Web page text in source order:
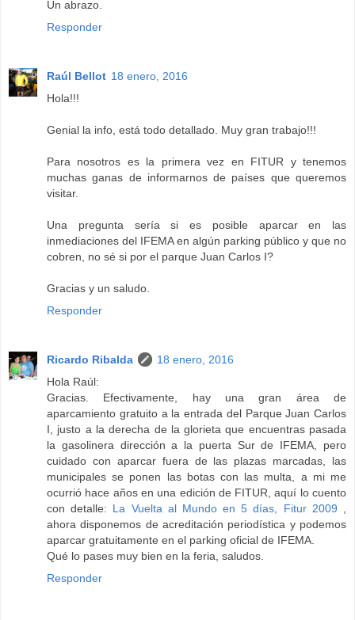
Un abrazo.
Responder
Raúl Bellot 18 enero, 2016
Hola!!!
Genial la info, está todo detallado. Muy gran trabajo!!!
Para nosotros es la primera vez en FITUR y tenemos
muchas ganas de informarnos de países que queremos
visitar.
Una pregunta sería si es posible aparcar en las
inmediaciones del IFEMA en algún parking público y que no
cobren, no sé si por el parque Juan Carlos I?
Gracias y un saludo.
Responder
Ricardo Ribalda
18 enero, 2016
Hola Raúl:
Gracias. Efectivamente, hay una gran área de
aparcamiento gratuito a la entrada del Parque Juan Carlos
I, justo a la derecha de la glorieta que encuentras pasada
la gasolinera dirección a la puerta Sur de IFEMA, pero
cuidado con aparcar fuera de las plazas marcadas, las
municipales se ponen las botas con las multa, a mi me
ocurrió hace años en una edición de FITUR, aquí lo cuento
con detalle: La Vuelta al Mundo en 5 días, Fitur 2009 ,
ahora disponemos de acreditación periodística y podemos
aparcar gratuitamente en el parking oficial de IFEMA.
Qué lo pases muy bien en la feria, saludos.
Responder